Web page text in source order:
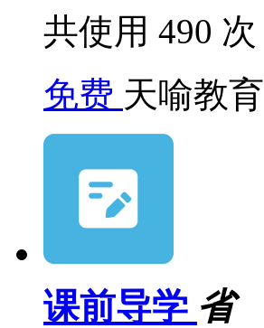
共使用 490 次
免费 天喻教育
课前导学 省